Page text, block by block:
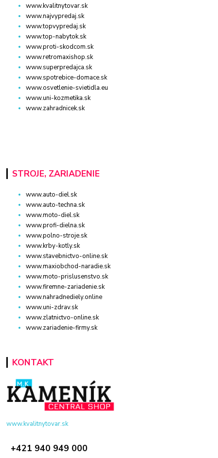
www.kvalitnytovar.sk
www.najvypredaj.sk
www.topvypredaj.sk
www.top-nabytok.sk
www.proti-skodcom.sk
www.retromaxishop.sk
www.superpredajca.sk
www.spotrebice-domace.sk
www.osvetlenie-svietidla.eu
www.uni-kozmetika.sk
www.zahradnicek.sk
STROJE, ZARIADENIE
www.auto-diel.sk
www.auto-techna.sk
www.moto-diel.sk
www.profi-dielna.sk
www.polno-stroje.sk
www.krby-kotly.sk
www.stavebnictvo-online.sk
www.maxiobchod-naradie.sk
www.moto-prislusenstvo.sk
www.firemne-zariadenie.sk
www.nahradnediely.online
www.uni-zdrav.sk
www.zlatnictvo-online.sk
www.zariadenie-firmy.sk
KONTAKT
www.kvalitnytovar.sk
+421 940 949 000